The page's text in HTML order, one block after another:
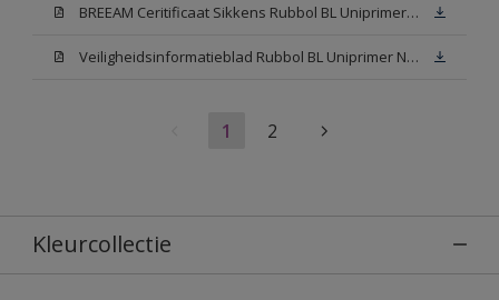
BREEAM Ceritificaat Sikkens Rubbol BL Uniprimer (PDF)
Veiligheidsinformatieblad Rubbol BL Uniprimer N00 (PDF)
1 2
Kleurcollectie